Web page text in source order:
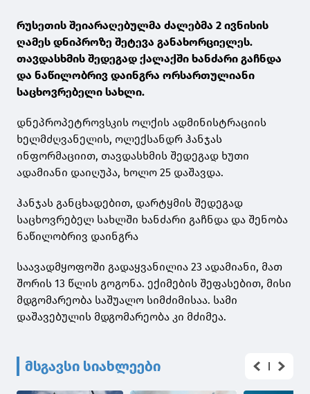
რუსეთის შეიარაღებულმა ძალებმა 2 ივნისის
ღამეს დნიპროზე შეტევა განახორციელეს.
თავდასხმის შედეგად ქალაქში ხანძარი გაჩნდა
და ნაწილობრივ დაინგრა ორსართულიანი
საცხოვრებელი სახლი.
დნეპროპეტროვსკის ოლქის ადმინისტრაციის
ხელმძღვანელის, ოლექსანდრ ჰანჯას
ინფორმაციით, თავდასხმის შედეგად ხუთი
ადამიანი დაიღუპა, ხოლო 25 დაშავდა.
ჰანჯას განცხადებით, დარტყმის შედეგად
საცხოვრებელ სახლში ხანძარი გაჩნდა და შენობა
ნაწილობრივ დაინგრა
საავადმყოფოში გადაყვანილია 23 ადამიანი, მათ
შორის 13 წლის გოგონა. ექიმების შეფასებით, მისი
მდგომარეობა საშუალო სიმძიმისაა. სამი
დაშავებულის მდგომარეობა კი მძიმეა.
მსგავსი სიახლეები